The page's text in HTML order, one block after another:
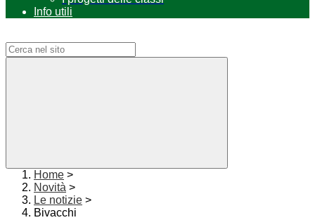
Info utili
Home >
Novità >
Le notizie >
Bivacchi